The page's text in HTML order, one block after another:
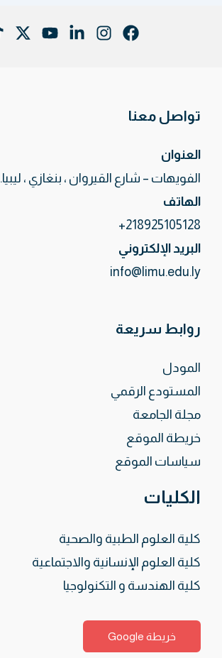
تواصل معنا
العنوان
الفويهات – شارع القيروان ، بنغازي ، ليبيا.
الهاتف
218925105128+
البريد الإلكتروني
info@limu.edu.ly
روابط سريعة
المودل
المستودع الرقمي
مجلة الجامعة
خريطة الموقع
سياسات الموقع
الكليات
كلية العلوم الطبية والصحية
كلية العلوم الإنسانية والاجتماعية
كلية الهندسة و التكنولوجيا
خريطة Google